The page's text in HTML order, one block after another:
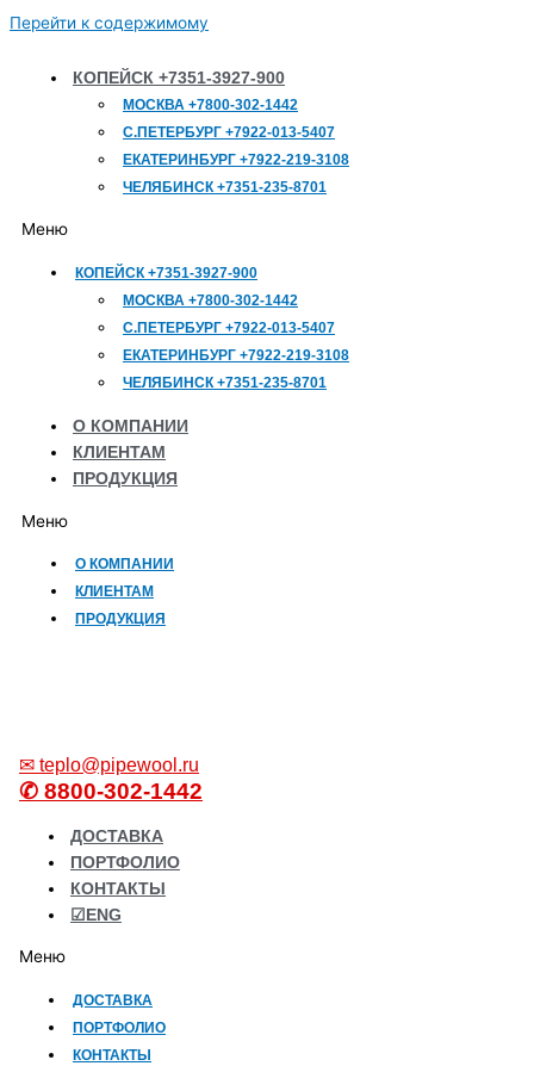
Перейти к содержимому
КОПЕЙСК +7351-3927-900
МОСКВА +7800-302-1442
С.ПЕТЕРБУРГ +7922-013-5407
ЕКАТЕРИНБУРГ +7922-219-3108
ЧЕЛЯБИНСК +7351-235-8701
Меню
КОПЕЙСК +7351-3927-900
МОСКВА +7800-302-1442
С.ПЕТЕРБУРГ +7922-013-5407
ЕКАТЕРИНБУРГ +7922-219-3108
ЧЕЛЯБИНСК +7351-235-8701
О КОМПАНИИ
КЛИЕНТАМ
ПРОДУКЦИЯ
Меню
О КОМПАНИИ
КЛИЕНТАМ
ПРОДУКЦИЯ
✉ teplo@pipewool.ru
✆ 8800-302-1442
ДОСТАВКА
ПОРТФОЛИО
КОНТАКТЫ
☑ENG
Меню
ДОСТАВКА
ПОРТФОЛИО
КОНТАКТЫ